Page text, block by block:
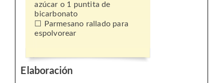
azúcar o 1 puntita de
bicarbonato
Parmesano rallado para
espolvorear
Elaboración